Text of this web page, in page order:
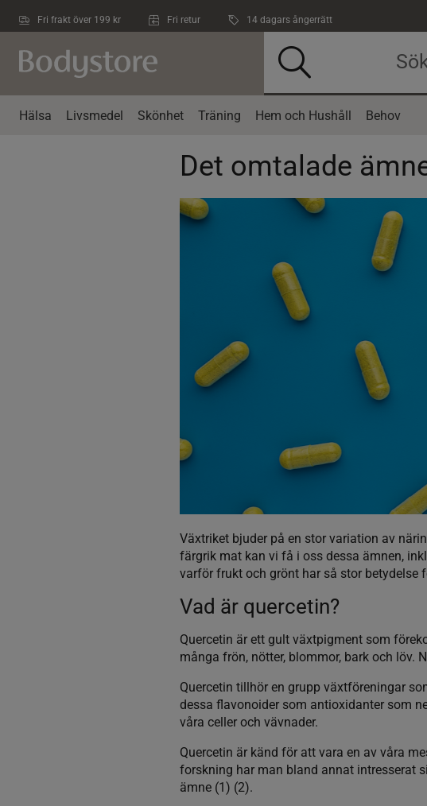
Fri frakt över 199 kr Fri retur 14 dagars ångerrätt
Hälsa Livsmedel Skönhet Träning Hem och Hushåll Behov
Det omtalade
Växtriket bjuder på en stor variation av
färgrik mat kan vi få i oss dessa ämnen,
varför frukt och grönt har så stor betydelse
Vad är quercetin?
Quercetin är ett gult växtpigment som
många frön, nötter, blommor, bark och löv.
Quercetin tillhör en grupp växtföreningar
dessa flavonoider som antioxidanter som
våra celler och vävnader.
Quercetin är känd för att vara en av våra
forskning har man bland annat intresserat
ämne (1) (2).